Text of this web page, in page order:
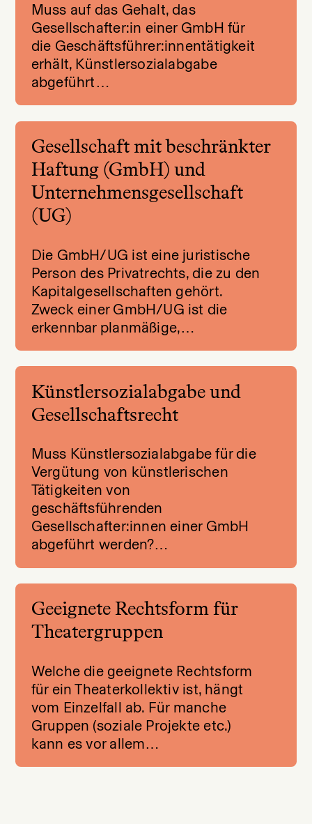
Muss auf das Gehalt, das
Gesellschafter:in einer GmbH für
die Geschäftsführer:innentätigkeit
erhält, Künstlersozialabgabe
abgeführt…
Gesellschaft mit beschränkter
Haftung (GmbH) und
Unternehmensgesellschaft
(UG)
Die GmbH/UG ist eine juristische
Person des Privatrechts, die zu den
Kapitalgesellschaften gehört.
Zweck einer GmbH/UG ist die
erkennbar planmäßige,…
Künstlersozialabgabe und
Gesellschaftsrecht
Muss Künstlersozialabgabe für die
Vergütung von künstlerischen
Tätigkeiten von
geschäftsführenden
Gesellschafter:innen einer GmbH
abgeführt werden?…
Geeignete Rechtsform für
Theatergruppen
Welche die geeignete Rechtsform
für ein Theaterkollektiv ist, hängt
vom Einzelfall ab. Für manche
Gruppen (soziale Projekte etc.)
kann es vor allem…